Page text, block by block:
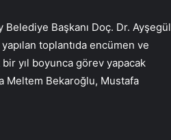
Başkanı Doç. Dr. Ayşegül
toplantıda encümen ve
yıl boyunca görev yapacak
Meltem Bekaroğlu, Mustafa